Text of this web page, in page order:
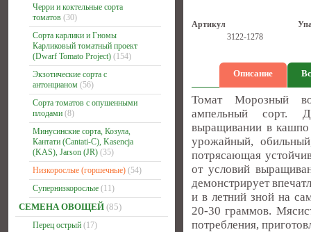
Черри и коктельные сорта
томатов (30)
Сорта карлики и Гномы
Карликовый томатный проект
(Dwarf Tomato Project) (154)
Экзотические сорта с
антонцианом (56)
Сорта томатов с опушенными
плодами (8)
Минусинские сорта, Козула,
Кантати (Cantati-C), Kasencja
(KAS), Jarson (JR) (35)
Низкорослые (горшечные) (54)
Супернизкорослые (11)
СЕМЕНА ОВОЩЕЙ (85)
Перец острый (17)
Артикул
3122-1278
Описание
Томат Морозный
ампельный сорт.
выращивании в кашпо
урожайный,
потрясающая
от условий
демонстрирует
и в летний зной на
20-30 граммов.
потребления,